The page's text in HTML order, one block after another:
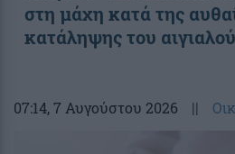
στη μάχη κατά της
κατάληψης του αιγιαλού
07:14, 7 Αυγούστου 2026 ||